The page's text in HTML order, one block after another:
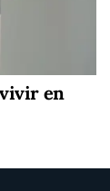
vivir en